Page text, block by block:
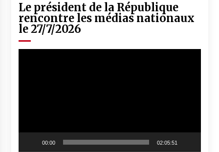
Le président de la République
rencontre les médias nationaux
le 27/7/2026
00:00 02:05:51